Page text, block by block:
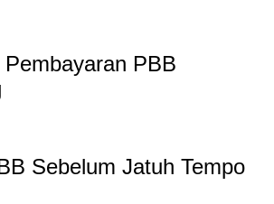
PBB
Sebelum Jatuh Tempo